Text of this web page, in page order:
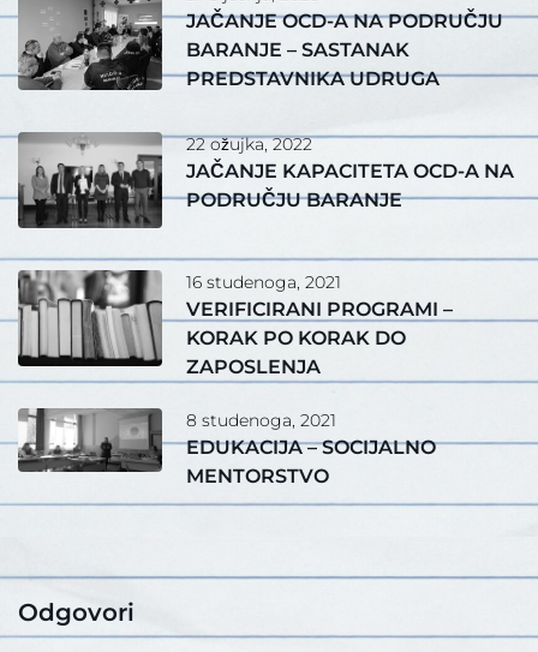
JAČANJE OCD-A NA PODRUČJU
BARANJE – SASTANAK
PREDSTAVNIKA UDRUGA
22 ožujka, 2022
JAČANJE KAPACITETA OCD-A NA
PODRUČJU BARANJE
16 studenoga, 2021
VERIFICIRANI PROGRAMI –
KORAK PO KORAK DO
ZAPOSLENJA
8 studenoga, 2021
EDUKACIJA – SOCIJALNO
MENTORSTVO
Odgovori